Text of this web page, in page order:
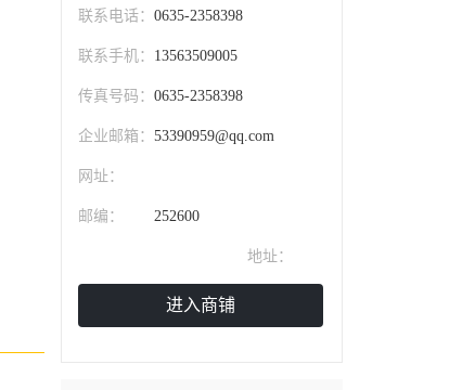
联系电话： 0635-2358398
联系手机： 13563509005
传真号码： 0635-2358398
企业邮箱： 53390959@qq.com
网址：
邮编： 252600
地址：
进入商铺